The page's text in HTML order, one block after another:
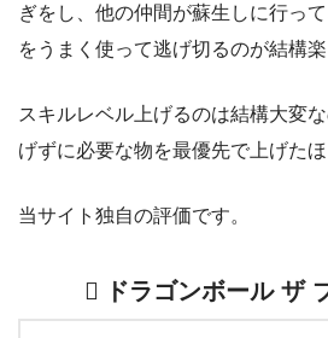
ぎをし、他の仲間が蘇生しに行っ
をうまく使って逃げ切るのが結構楽
スキルレベル上げるのは結構大変
げずに必要な物を最優先で上げたほ
当サイト独自の評価です。
ドラゴンボール ザ